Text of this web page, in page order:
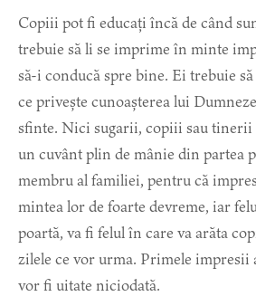
Copiii pot fi educați încă de când
trebuie să li se imprime în minte
să-i conducă spre bine. Ei trebuie
ce privește cunoașterea lui
sfinte. Nici sugarii, copiii sau tinerii
un cuvânt plin de mânie din partea
membru al familiei, pentru că
mintea lor de foarte devreme, iar
poartă, va fi felul în care va arăta
zilele ce vor urma. Primele impresii
vor fi uitate niciodată.